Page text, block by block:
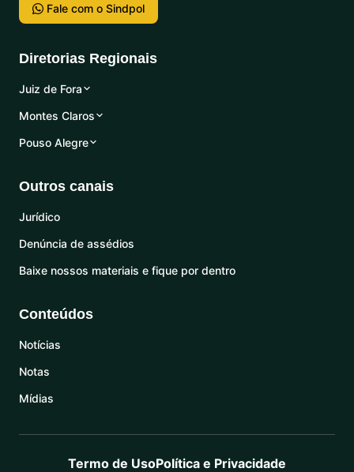
Fale com o Sindpol
Diretorias Regionais
Juiz de Fora
Montes Claros
Pouso Alegre
Outros canais
Jurídico
Denúncia de assédios
Baixe nossos materiais e fique por dentro
Conteúdos
Notícias
Notas
Mídias
Termo de UsoPolítica e Privacidade